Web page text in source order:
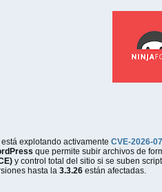
explotando activamente CVE-2026-
que permite subir archivos de
y control total del sitio si se suben
hasta la 3.3.26 están afectadas.